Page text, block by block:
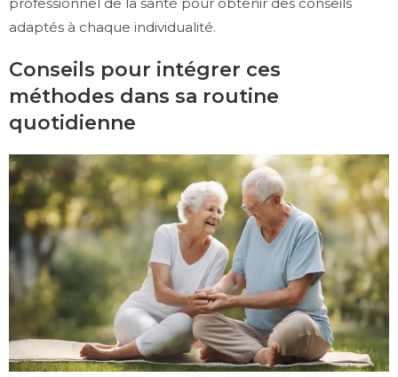
adaptés à chaque individualité.
Conseils pour intégrer ces
méthodes dans sa routine
quotidienne